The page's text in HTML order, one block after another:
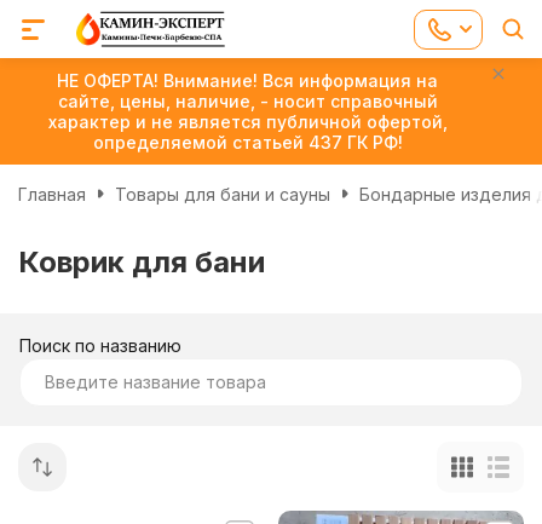
НЕ ОФЕРТА! Внимание! Вся информация на
сайте, цены, наличие, - носит справочный
характер и не является публичной офертой,
определяемой статьей 437 ГК РФ!
Главная Товары для бани и сауны Бондарные изделия
Коврик для бани
Поиск по названию